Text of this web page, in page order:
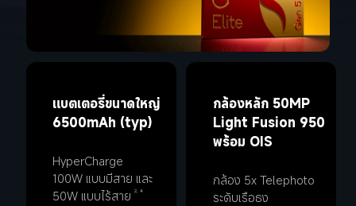
แบตเตอรี่ขนาดใหญ่
6500mAh (typ)
HyperCharge
100W แบบมีสาย และ
50W แบบไร้สาย
2, 4
กล้องหลัก 50MP
Light Fusion 950
พร้อม OIS
กล้อง 5x Telephoto
ระดับเรือธง